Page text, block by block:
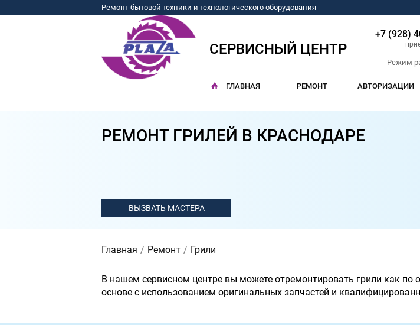
Ремонт бытовой техники и технологического оборудования
СЕРВИСНЫЙ ЦЕНТР
+7 (928)
Режим
ГЛАВНАЯ РЕМОНТ АВТОРИЗАЦИИ
РЕМОНТ ГРИЛЕЙ В КРАСНОДАРЕ
Главная Ремонт Грили
В нашем сервисном центре вы можете отремонтировать грили как по
основе с использованием оригинальных запчастей и